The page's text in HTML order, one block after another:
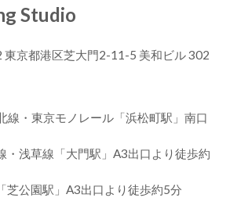
Studio
京都港区芝大門2-11-5 美和ビル 302
線・東京モノレール「浜松町駅」南口
・浅草線「大門駅」A3出口より徒歩約
芝公園駅」A3出口より徒歩約5分